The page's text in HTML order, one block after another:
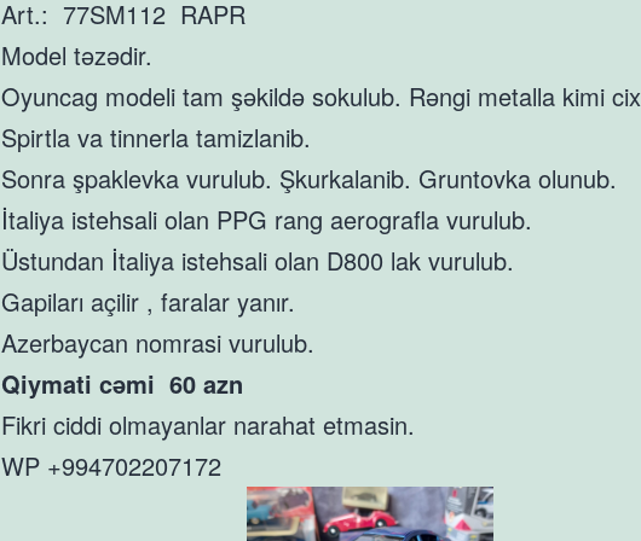
Art.: 77SM112 RAPR
Model təzədir.
Oyuncag modeli tam şəkildə sokulub. Rəngi metalla kimi
Spirtla va tinnerla tamizlanib.
Sonra şpaklevka vurulub. Şkurkalanib. Gruntovka olunub.
İtaliya istehsali olan PPG rang aerografla vurulub.
Üstundan İtaliya istehsali olan D800 lak vurulub.
Gapiları açilir , faralar yanır.
Azerbaycan nomrasi vurulub.
Qiymati cəmi 60 azn
Fikri ciddi olmayanlar narahat etmasin.
WP +994702207172